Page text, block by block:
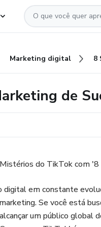
Marketing digital
de
do TikTok com
digital em constante
Se você está
um público global